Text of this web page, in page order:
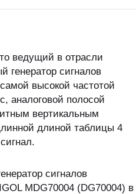
ведущий в отрасли
генератор сигналов
высокой частотой
аналоговой полосой
вертикальным
длиной таблицы 4
сигналов
MDG70004 (DG70004) в